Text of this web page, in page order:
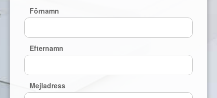
Förnamn
Efternamn
Mejladress